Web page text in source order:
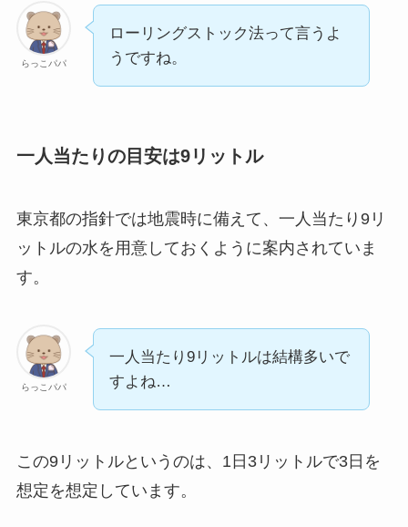
らっこパパ
ローリングストック法って言うよ
うですね。
一人当たりの目安は9リットル
東京都の指針では地震時に備えて、一人当たり9リ
ットルの水を用意しておくように案内されていま
す。
らっこパパ
一人当たり9リットルは結構多いで
すよね…
この9リットルというのは、1日3リットルで3日を
想定を想定しています。